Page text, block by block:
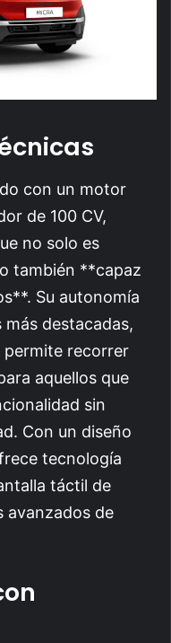
con un motor
de 100 CV,
no solo es
también **capaz
Su autonomía
destacadas,
permite recorrer
aquellos que
sin
Con un diseño
tecnología
táctil de
avanzados de